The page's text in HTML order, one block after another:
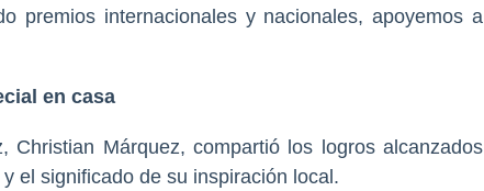
premios internacionales y nacionales, apoyemos a
en casa
Márquez, compartió los logros alcanzados
el significado de su inspiración local.